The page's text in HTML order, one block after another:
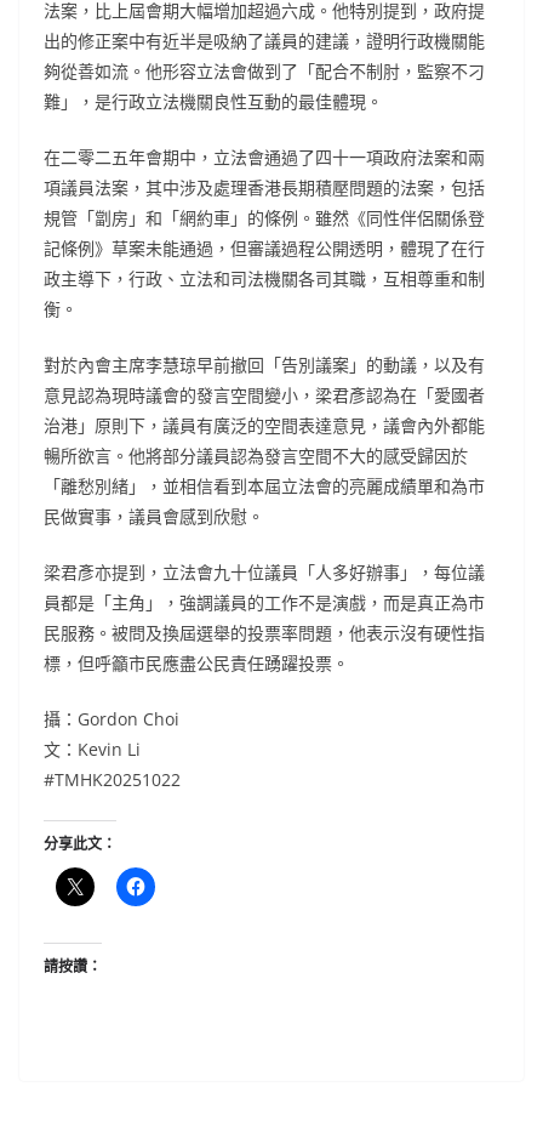
法案，比上屆會期大幅增加超過六成。他特別提到，政府提
出的修正案中有近半是吸納了議員的建議，證明行政機關能
夠從善如流。他形容立法會做到了「配合不制肘，監察不刁
難」，是行政立法機關良性互動的最佳體現。
在二零二五年會期中，立法會通過了四十一項政府法案和兩
項議員法案，其中涉及處理香港長期積壓問題的法案，包括
規管「劏房」和「網約車」的條例。雖然《同性伴侶關係登
記條例》草案未能通過，但審議過程公開透明，體現了在行
政主導下，行政、立法和司法機關各司其職，互相尊重和制
衡。
對於內會主席李慧琼早前撤回「告別議案」的動議，以及有
意見認為現時議會的發言空間變小，梁君彥認為在「愛國者
治港」原則下，議員有廣泛的空間表達意見，議會內外都能
暢所欲言。他將部分議員認為發言空間不大的感受歸因於
「離愁別緒」，並相信看到本屆立法會的亮麗成績單和為市
民做實事，議員會感到欣慰。
梁君彥亦提到，立法會九十位議員「人多好辦事」，每位議
員都是「主角」，強調議員的工作不是演戲，而是真正為市
民服務。被問及換屆選舉的投票率問題，他表示沒有硬性指
標，但呼籲市民應盡公民責任踴躍投票。
攝：Gordon Choi
文：Kevin Li
#TMHK20251022
分享此文：
請按讚：